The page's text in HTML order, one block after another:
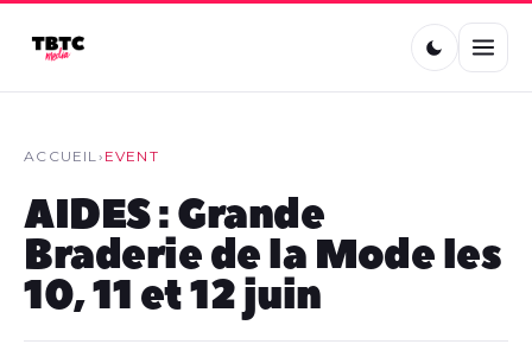
ACCUEIL› EVENT
AIDES : Grande
Braderie de la Mode les
10, 11 et 12 juin